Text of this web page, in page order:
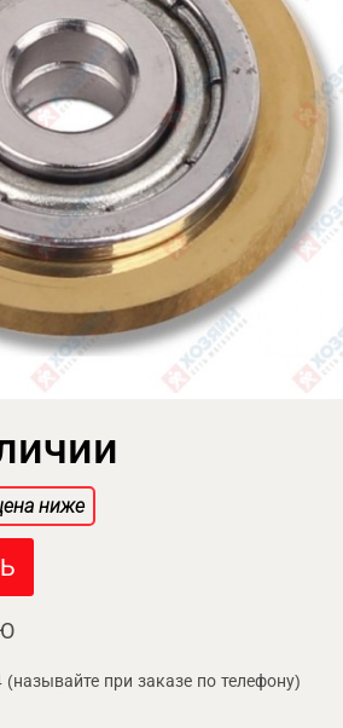
ниже
при заказе по телефону)